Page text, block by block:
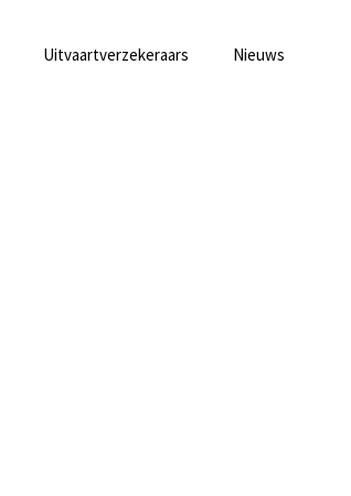
Uitvaartverzekeraars Nieuws